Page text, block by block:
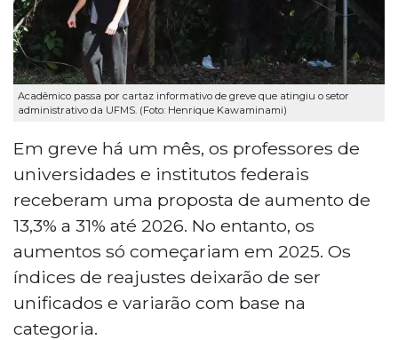
Acadêmico passa por cartaz informativo de greve que atingiu o setor
administrativo da UFMS. (Foto: Henrique Kawaminami)
Em greve há um mês, os professores de
universidades e institutos federais
receberam uma proposta de aumento de
13,3% a 31% até 2026. No entanto, os
aumentos só começariam em 2025. Os
índices de reajustes deixarão de ser
unificados e variarão com base na
categoria.